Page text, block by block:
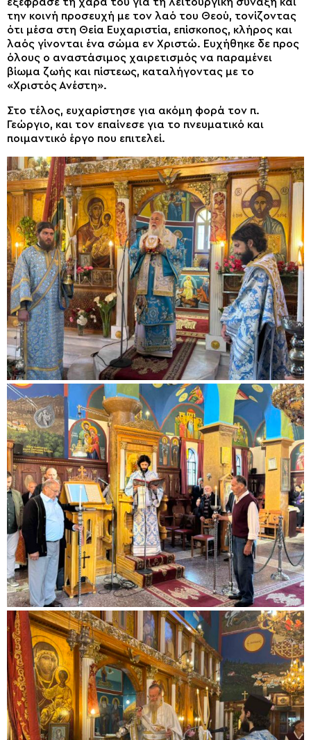
εξέφρασε τη χαρά του για τη λειτουργική σύναξη και
την κοινή προσευχή με τον λαό του Θεού, τονίζοντας
ότι μέσα στη Θεία Ευχαριστία, επίσκοπος, κλήρος και
λαός γίνονται ένα σώμα εν Χριστώ. Ευχήθηκε δε προς
όλους ο αναστάσιμος χαιρετισμός να παραμένει
βίωμα ζωής και πίστεως, καταλήγοντας με το
«Χριστός Ανέστη».
Στο τέλος, ευχαρίστησε για ακόμη φορά τον π.
Γεώργιο, και τον επαίνεσε για το πνευματικό και
ποιμαντικό έργο που επιτελεί.